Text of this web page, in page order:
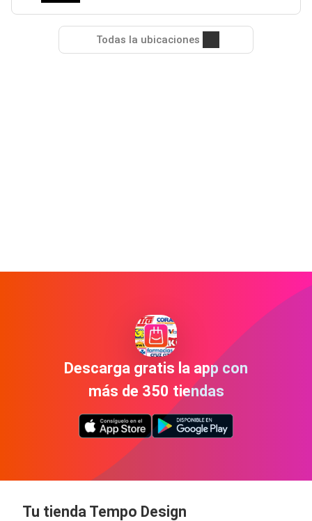
Todas la ubicaciones
Descarga gratis la app con
más de 350 tiendas
Tu tienda Tempo Design